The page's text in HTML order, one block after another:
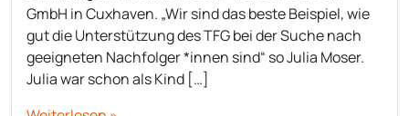
GmbH in Cuxhaven. „Wir sind das beste Beispiel, wie
gut die Unterstützung des TFG bei der Suche nach
geeigneten Nachfolger *innen sind“ so Julia Moser.
Julia war schon als Kind […]